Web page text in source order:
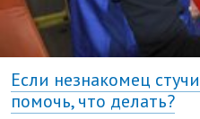
Если незнакомец
помочь, что делать?